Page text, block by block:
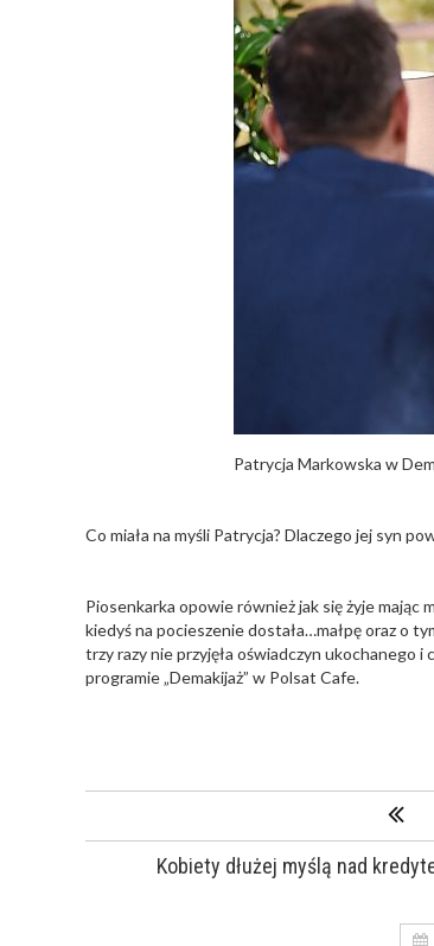
Patrycja Markowska w
Co miała na myśli Patrycja? Dlaczego jej syn
Piosenkarka opowie również jak się żyje mając
kiedyś na pocieszenie dostała…małpę oraz o
trzy razy nie przyjęła oświadczyn ukochanego i
programie „Demakijaż” w Polsat Cafe.
Kobiety dłużej myślą nad